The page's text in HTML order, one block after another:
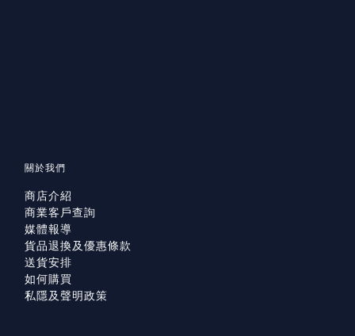
關於我們
商店介紹
商業客戶查詢
媒體報導
貨品退換及優惠條款
送貨安排
如何購買
私隱及聲明政策